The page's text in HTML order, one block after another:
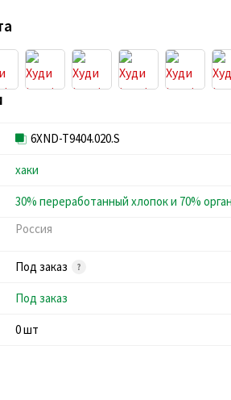
6XND-T9404.020.S
хаки
30% переработанный хлопок и 70%
Россия
Под заказ
Под заказ
0 шт